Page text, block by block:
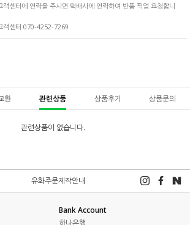
객센터에 연락을 주시면 택배사에 연락하여 반품 픽업 요청합니
객센터 070-4252-7269
환 관련상품 상품후기 상품문의
관련상품이 없습니다.
유화주문제작안내
Bank Account
하나은행